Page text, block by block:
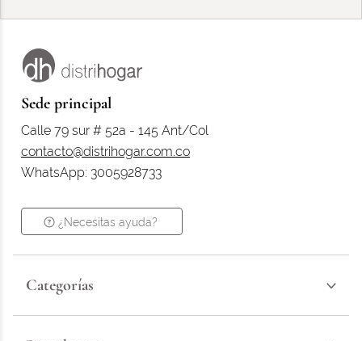
Sede principal
Calle 79 sur # 52a - 145 Ant/Col
contacto@distrihogar.com.co
WhatsApp: 3005928733
¿Necesitas ayuda?
Categorías